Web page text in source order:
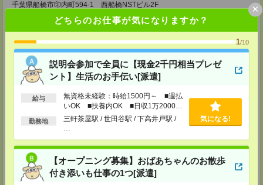
どちらのお仕事が気になりますか？
1/10
説明会参加で全員に【現金2千円相当プレゼ
ント】生活のお手伝い[派遣]
給与
無資格未経験：時給1500円～ ■週払
いOK ■扶養内OK ■日収1万2000円
以上
勤務地
三軒茶屋駅 / 世田谷駅 / 下高井戸駅 /
気になる!
【オープニング募集】おばあちゃんのお散歩
付き添いも仕事の1つ[派遣]
×
千葉県船橋市印内町594-1 西船橋NSTビル2F
担当：採用担当
松戸支店
千葉県松戸市本町18-4 NBF松戸ビル5F
TEL：047-700-5726
担当：採用担当
成田支店
千葉県成田市花崎816-2 田村ビル2階
TEL：0476-24-8071
担当：採用担当
千葉県柏市柏1-2-38 さくら柏ビル8F
TEL：04-7165-8074
担当：採用担当
津田沼支店